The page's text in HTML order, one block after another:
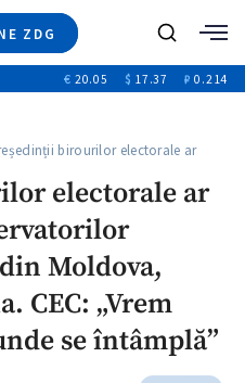
ZDG
Ştiri
Video
Special
Blog
€ 20.05 $ 17.37 ₽ 0.214
birourilor electorale ar
electorale ar
Moldova,
CEC: „Vrem
se întâmplă”